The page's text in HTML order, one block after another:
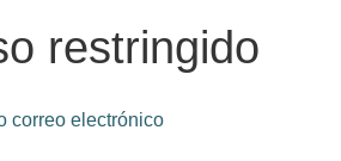
restringido
correo electrónico